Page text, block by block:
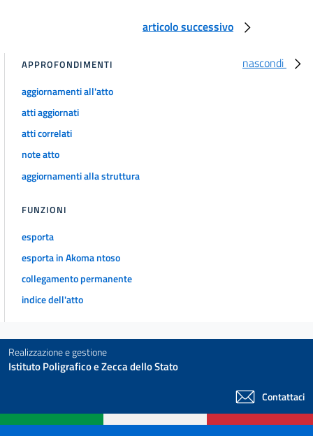
articolo successivo
nascondi
APPROFONDIMENTI
aggiornamenti all'atto
atti aggiornati
atti correlati
note atto
aggiornamenti alla struttura
FUNZIONI
esporta
esporta in Akoma ntoso
collegamento permanente
indice dell'atto
Realizzazione e gestione
Istituto Poligrafico e Zecca dello Stato
Contattaci